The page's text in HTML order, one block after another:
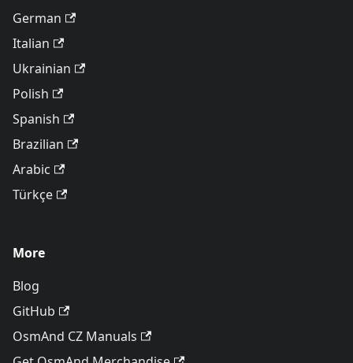
German
Italian
Ukrainian
Polish
Spanish
Brazilian
Arabic
Türkçe
More
Blog
GitHub
OsmAnd CZ Manuals